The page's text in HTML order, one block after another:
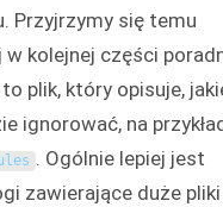
Przyjrzymy się temu
kolejnej części
plik, który opisuje,
ignorować, na
. Ogólnie lepiej jest
zawierające duże